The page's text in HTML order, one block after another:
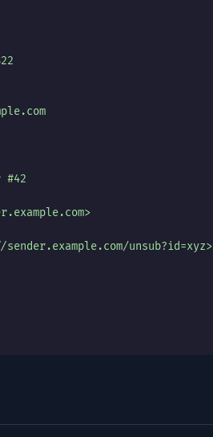
#42
unsub?id=xyz>